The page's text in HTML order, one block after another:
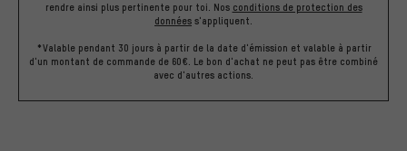
rendre ainsi plus pertinente pour toi. Nos conditions de protection des
données s'appliquent.
*Valable pendant 30 jours à partir de la date d'émission et valable à partir
d'un montant de commande de 60€. Le bon d'achat ne peut pas être combiné
avec d'autres actions.